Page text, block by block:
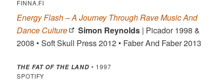
FINNA.FI
Energy Flash – A Journey Through Rave Music And
Dance Culture
Simon Reynolds | Picador 1998 &
2008 • Soft Skull Press 2012 • Faber And Faber 2013
THE FAT OF THE LAND • 1997
SPOTIFY